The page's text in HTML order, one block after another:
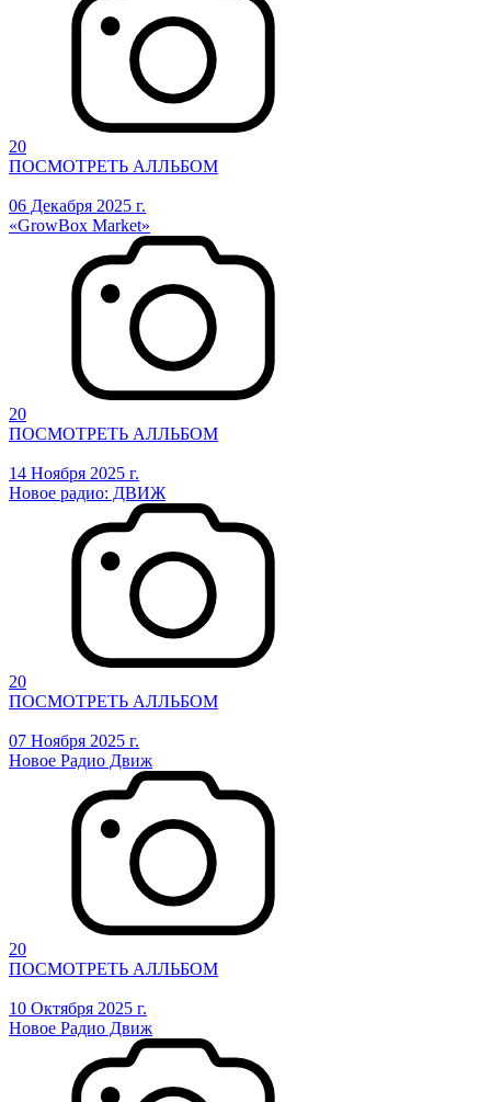
20
ПОСМОТРЕТЬ АЛЛЬБОМ
06 Декабря 2025 г.
«GrowBox Market»
20
ПОСМОТРЕТЬ АЛЛЬБОМ
14 Ноября 2025 г.
Новое радио: ДВИЖ
20
ПОСМОТРЕТЬ АЛЛЬБОМ
07 Ноября 2025 г.
Новое Радио Движ
20
ПОСМОТРЕТЬ АЛЛЬБОМ
10 Октября 2025 г.
Новое Радио Движ